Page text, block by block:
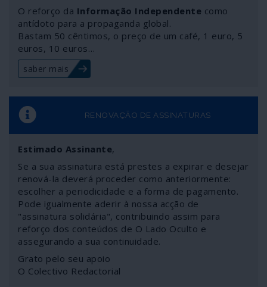
mercado”. Mas como as sanções atingem interesses
alemães e a própria economia da Alemanha existe
alguma expectativa em saber como irá a União Europeia
reagir a mais esta agressão dos aliados do outro lado
do Atlântico.
O reforço da Informação Independente como
antídoto para a propaganda global.
Bastam 50 cêntimos, o preço de um café, 1 euro, 5
euros, 10 euros…
saber mais
RENOVAÇÃO DE ASSINATURAS
Estimado Assinante,
Se a sua assinatura está prestes a expirar e desejar
renová-la deverá proceder como anteriormente:
escolher a periodicidade e a forma de pagamento.
Pode igualmente aderir à nossa acção de
"assinatura solidária", contribuindo assim para
reforço dos conteúdos de O Lado Oculto e
assegurando a sua continuidade.
Grato pelo seu apoio
O Colectivo Redactorial